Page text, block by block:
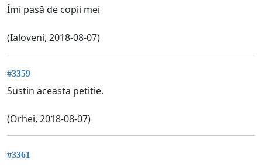
Îmi pasă de copii mei
(Ialoveni, 2018-08-07)
#3359
Sustin aceasta petitie.
(Orhei, 2018-08-07)
#3361